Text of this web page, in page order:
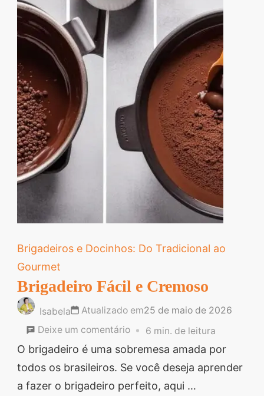
Brigadeiros e Docinhos: Do Tradicional ao
Gourmet
Brigadeiro Fácil e Cremoso
Isabela Atualizado em25 de maio de 2026
Deixe um comentárioem
Brigadeiro
Fácil
e
6 min. de leitura
O brigadeiro é uma sobremesa amada por
todos os brasileiros. Se você deseja aprender
a fazer o brigadeiro perfeito, aqui …